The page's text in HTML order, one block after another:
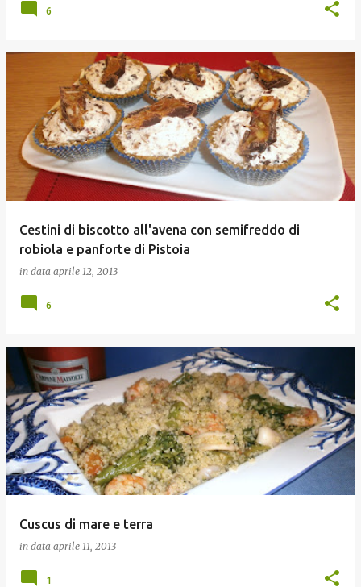
6
Cestini di biscotto all'avena con semifreddo di
robiola e panforte di Pistoia
in data aprile 12, 2013
6
Cuscus di mare e terra
in data aprile 11, 2013
1